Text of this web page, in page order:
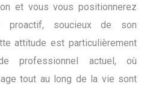
et vous vous positionnerez
proactif, soucieux de son
attitude est particulièrement
professionnel actuel, où
tout au long de la vie sont